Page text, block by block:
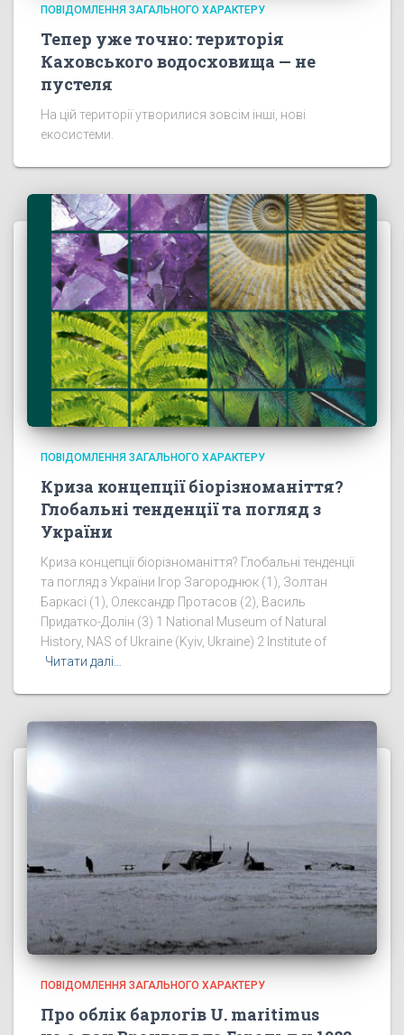
ПОВІДОМЛЕННЯ ЗАГАЛЬНОГО ХАРАКТЕРУ
Тепер уже точно: територія
Каховського водосховища — не
пустеля
На цій території утворилися зовсім інші, нові
екосистеми.
ПОВІДОМЛЕННЯ ЗАГАЛЬНОГО ХАРАКТЕРУ
Криза концепції біорізноманіття?
Глобальні тенденції та погляд з
України
Криза концепції біорізноманіття? Глобальні тенденції
та погляд з України Ігор Загороднюк (1), Золтан
Баркасі (1), Олександр Протасов (2), Василь
Придатко-Долін (3) 1 National Museum of Natural
History, NAS of Ukraine (Kyiv, Ukraine) 2 Institute of
Читати далі…
ПОВІДОМЛЕННЯ ЗАГАЛЬНОГО ХАРАКТЕРУ
Про облік барлогів U. maritimus